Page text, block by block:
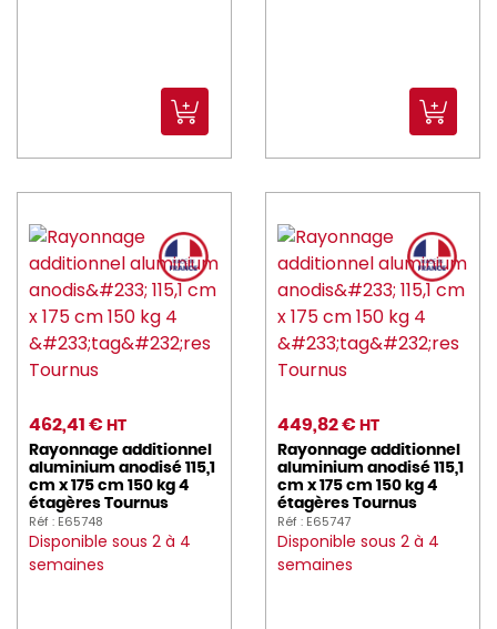
462,41 € HT
Rayonnage additionnel
aluminium anodisé 115,1
cm x 175 cm 150 kg 4
étagères Tournus
Réf : E65748
Disponible sous 2 à 4
semaines
449,82 € HT
Rayonnage additionnel
aluminium anodisé 115,1
cm x 175 cm 150 kg 4
étagères Tournus
Réf : E65747
Disponible sous 2 à 4
semaines